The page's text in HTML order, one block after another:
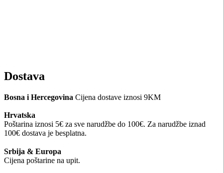
Dostava
Bosna i Hercegovina Cijena dostave iznosi 9KM
Hrvatska
Poštarina iznosi 5€ za sve narudžbe do 100€. Za narudžbe iznad
100€ dostava je besplatna.
Srbija & Europa
Cijena poštarine na upit.